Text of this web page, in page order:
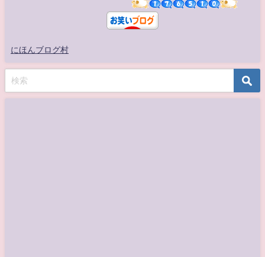
にほんブログ村